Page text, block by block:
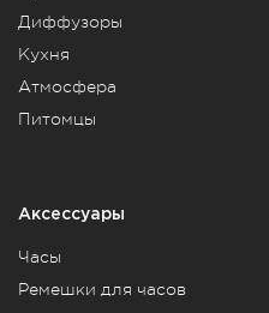
Диффузоры
Кухня
Атмосфера
Питомцы
Аксессуары
Часы
Ремешки для часов